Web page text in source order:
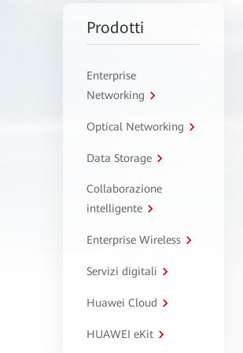
Prodotti
Enterprise
Networking
Optical Networking
Data Storage
Collaborazione
intelligente
Enterprise Wireless
Servizi digitali
Huawei Cloud
HUAWEI eKit